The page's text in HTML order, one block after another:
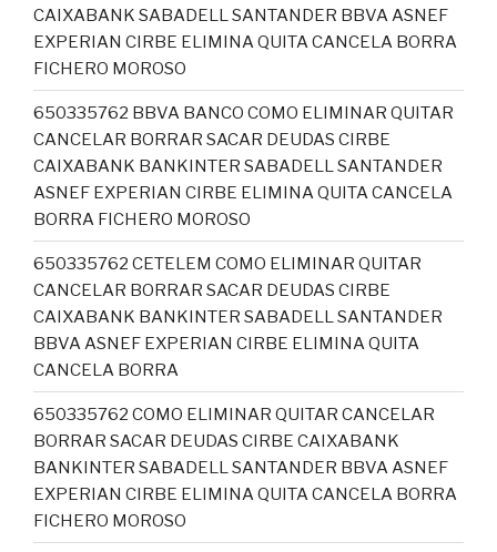
CAIXABANK SABADELL SANTANDER BBVA ASNEF
EXPERIAN CIRBE ELIMINA QUITA CANCELA BORRA
FICHERO MOROSO
650335762 BBVA BANCO COMO ELIMINAR QUITAR
CANCELAR BORRAR SACAR DEUDAS CIRBE
CAIXABANK BANKINTER SABADELL SANTANDER
ASNEF EXPERIAN CIRBE ELIMINA QUITA CANCELA
BORRA FICHERO MOROSO
650335762 CETELEM COMO ELIMINAR QUITAR
CANCELAR BORRAR SACAR DEUDAS CIRBE
CAIXABANK BANKINTER SABADELL SANTANDER
BBVA ASNEF EXPERIAN CIRBE ELIMINA QUITA
CANCELA BORRA
650335762 COMO ELIMINAR QUITAR CANCELAR
BORRAR SACAR DEUDAS CIRBE CAIXABANK
BANKINTER SABADELL SANTANDER BBVA ASNEF
EXPERIAN CIRBE ELIMINA QUITA CANCELA BORRA
FICHERO MOROSO